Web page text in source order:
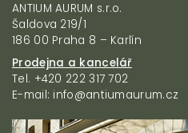
u
ANTIUM AURUM s.r.o.
Šaldova 219/1
186 00 Praha 8 – Karlín
Prodejna a kancelář
Tel. +420 222 317 702
E-mail: info@antiumaurum.cz